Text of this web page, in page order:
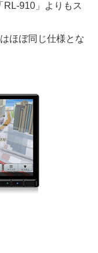
RL-910」よりもス
ほぼ同じ仕様とな